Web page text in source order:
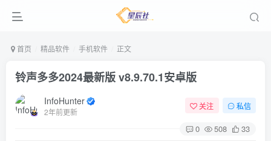
首页 精品软件 手机软件 正文
铃声多多2024最新版 v8.9.70.1安卓版
InfoHunter
2年前更新
关注 私信
0 508 33